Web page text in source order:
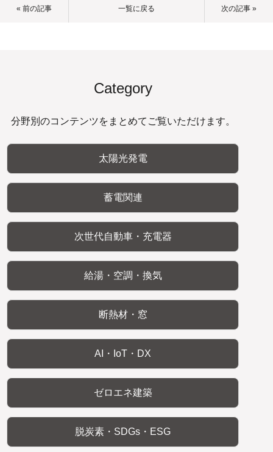
« 前の記事 一覧に戻る 次の記事 »
Category
分野別のコンテンツをまとめてご覧いただけます。
太陽光発電
蓄電関連
次世代自動車・充電器
給湯・空調・換気
断熱材・窓
AI・IoT・DX
ゼロエネ建築
脱炭素・SDGs・ESG